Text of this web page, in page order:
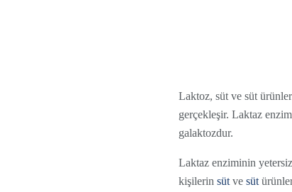
Laktoz, süt ve süt
gerçekleşir. Laktaz
galaktozdur.
Laktaz enziminin
kişilerin süt ve süt